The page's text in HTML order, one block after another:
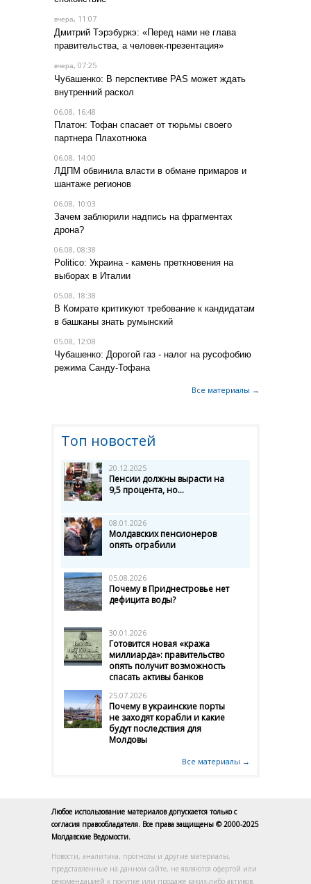
вчера, 11:07
Дмитрий Тэрэбуркэ: «Перед нами не глава
правительства, а человек-презентация»
вчера, 07:25
Чубашенко: В перспективе PAS может ждать
внутренний раскол
06.08, 16:48
Платон: Тофан спасает от тюрьмы своего
партнера Плахотнюка
06.08, 14:00
ЛДПМ обвинила власти в обмане примаров и
шантаже регионов
06.08, 10:03
Зачем заблюрили надпись на фрагментах
дрона?
06.08, 08:38
Politico: Украина - камень преткновения на
выборах в Италии
05.08, 18:38
В Комрате критикуют требование к кандидатам
в башканы знать румынский
05.08, 12:08
Чубашенко: Дорогой газ - налог на русофобию
режима Санду-Тофана
Все материалы →
Топ новостей
20.12.2025
Пенсии должны вырасти на
9,5 процента, но...
08.01.2026
Молдавских пенсионеров
опять ограбили
05.08.2026
Почему в Приднестровье нет
дефицита воды?
30.01.2026
Готовится новая «кража
миллиарда»: правительство
опять получит возможность
спасать активы банков
25.07.2026
Почему в украинские порты
не заходят корабли и какие
будут последствия для
Молдовы
Все материалы →
Любое использование материалов допускается только с
согласия правообладателя. Все права защищены © 2000-2025
Молдавские Ведомости.
Новости, аналитика, прогнозы и другие материалы,
представленные на данном сайте, не являются офертой или
рекомендацией к покупке или продаже каких-либо активов.